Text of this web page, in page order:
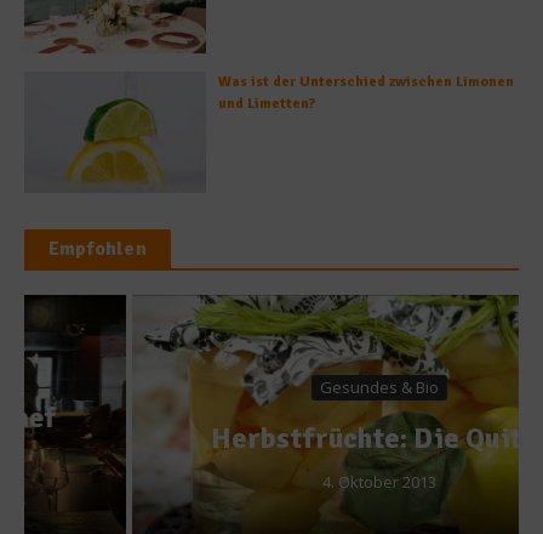
Was ist der Unterschied zwischen Limonen
und Limetten?
Empfohlen
Gesundes & Bio
Herbstfrüchte: Die Quitte
4. Oktober 2013